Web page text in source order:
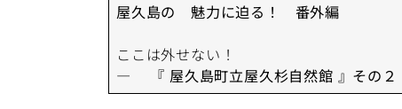
屋久島の 魅力に迫る！ 番外編
ここは外せない！
— 『 屋久島町立屋久杉自然館 』そ